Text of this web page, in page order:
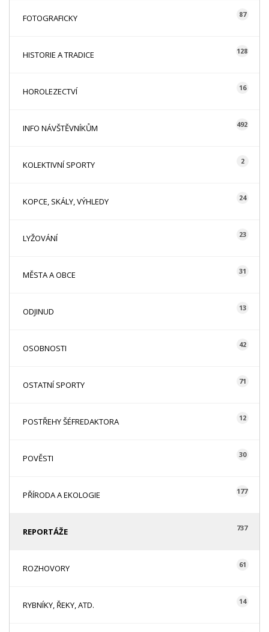
FOTOGRAFICKY 87
HISTORIE A TRADICE 128
HOROLEZECTVÍ 16
INFO NÁVŠTĚVNÍKŮM 492
KOLEKTIVNÍ SPORTY 2
KOPCE, SKÁLY, VÝHLEDY 24
LYŽOVÁNÍ 23
MĚSTA A OBCE 31
ODJINUD 13
OSOBNOSTI 42
OSTATNÍ SPORTY 71
POSTŘEHY ŠÉFREDAKTORA 12
POVĚSTI 30
PŘÍRODA A EKOLOGIE 177
REPORTÁŽE 737
ROZHOVORY 61
RYBNÍKY, ŘEKY, ATD. 14